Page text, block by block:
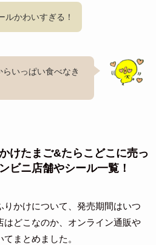
ルかわいすぎる！
いっぱい食べなき
けたまご&たらこどこに売っ
ビニ店舗やシール一覧！
りかけについて、発売期間はいつ
はどこなのか、オンライン通販や
まとめました。